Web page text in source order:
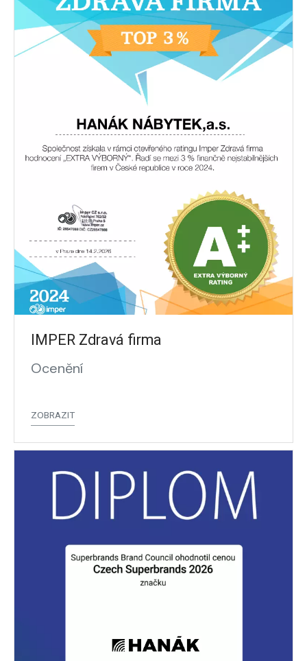
IMPER Zdravá firma
Ocenění
ZOBRAZIT